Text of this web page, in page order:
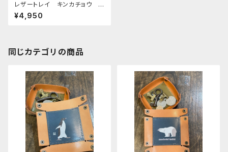
レザートレイ キンカチョウ グ
リーン Green 栃木レザー
¥4,950
同じカテゴリの商品